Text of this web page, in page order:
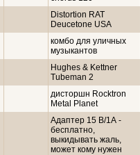
Distortion RAT
Deucetone USA
комбо для уличных
музыкантов
Hughes & Kettner
Tubeman 2
дисторшн Rocktron
Metal Planet
Адаптер 15 В/1А -
бесплатно,
выкидывать жаль,
может кому нужен